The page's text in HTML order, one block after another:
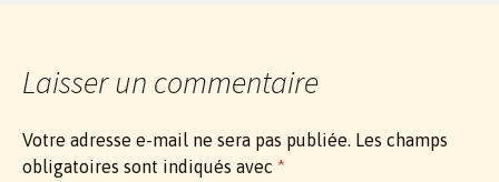
Laisser un commentaire
Votre adresse e-mail ne sera pas publiée. Les champs
obligatoires sont indiqués avec *